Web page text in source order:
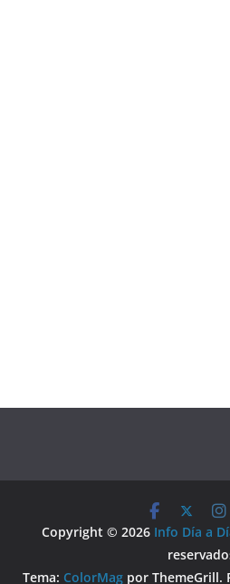
Copyright © 2026 Info Día a
Tema: ColorMag por ThemeGrill.